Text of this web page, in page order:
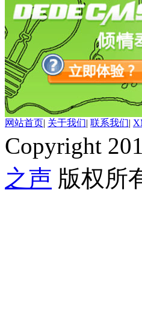
网站首页| 关于我们| 联系我们|
Copyright
之声 版权所